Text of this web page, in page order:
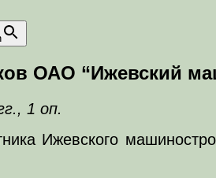
ОАО “Ижевский
1 оп.
Ижевского